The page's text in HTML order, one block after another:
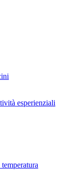
esperienziali